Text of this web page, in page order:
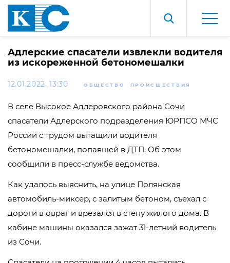
Адлерские спасатели извлекли водителя
из искореженной бетономешалки
12.01.2022, 13:30 ОБЩЕСТВО ПРОИСШЕСТВИЯ
В селе Высокое Адлеровского района Сочи
спасатели Адлерского подразделения ЮРПСО МЧС
России с трудом вытащили водителя
бетономешалки, попавшей в ДТП. Об этом
сообщили в пресс-службе ведомства.
Как удалось выяснить, на улице Полянская
автомобиль-миксер, с залитым бетоном, съехал с
дороги в овраг и врезался в стену жилого дома. В
кабине машины оказался зажат 31-летний водитель
из Сочи.